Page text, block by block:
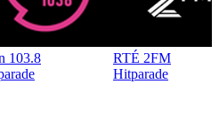
103.8
RTÉ 2FM
Hitparade